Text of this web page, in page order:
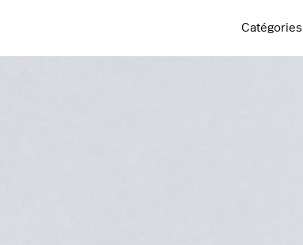
Catégories